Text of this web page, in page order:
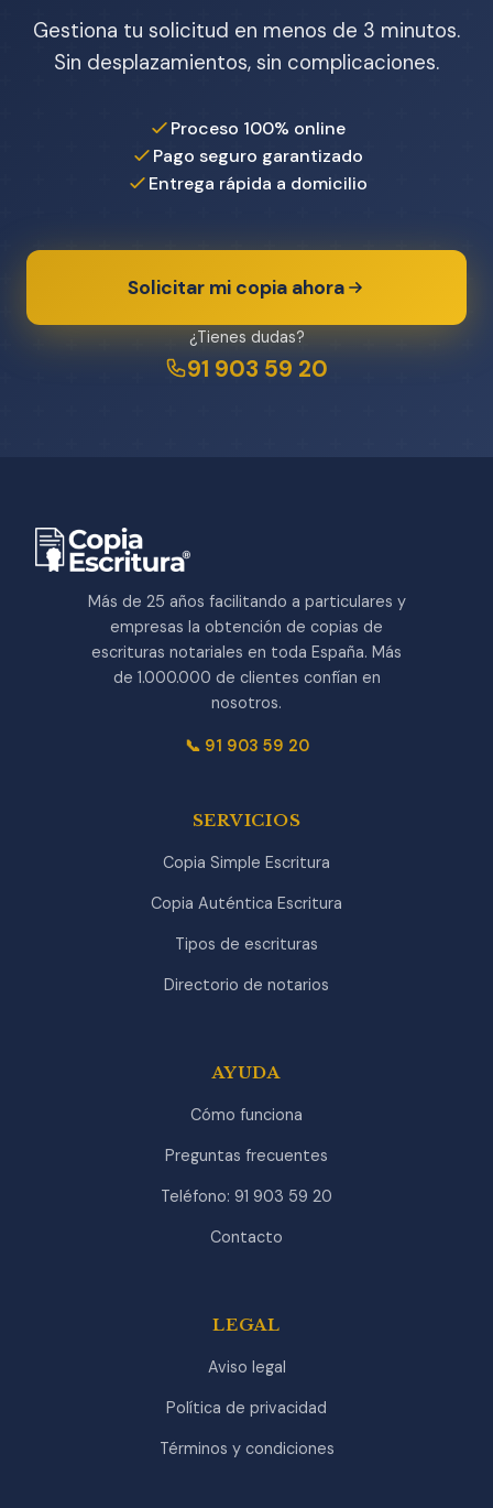
Gestiona tu solicitud en menos de 3 minutos.
Sin desplazamientos, sin complicaciones.
Proceso 100% online
Pago seguro garantizado
Entrega rápida a domicilio
Solicitar mi copia ahora
¿Tienes dudas?
91 903 59 20
Más de 25 años facilitando a particulares y
empresas la obtención de copias de
escrituras notariales en toda España. Más
de 1.000.000 de clientes confían en
nosotros.
📞 91 903 59 20
SERVICIOS
Copia Simple Escritura
Copia Auténtica Escritura
Tipos de escrituras
Directorio de notarios
AYUDA
Cómo funciona
Preguntas frecuentes
Teléfono: 91 903 59 20
Contacto
LEGAL
Aviso legal
Política de privacidad
Términos y condiciones